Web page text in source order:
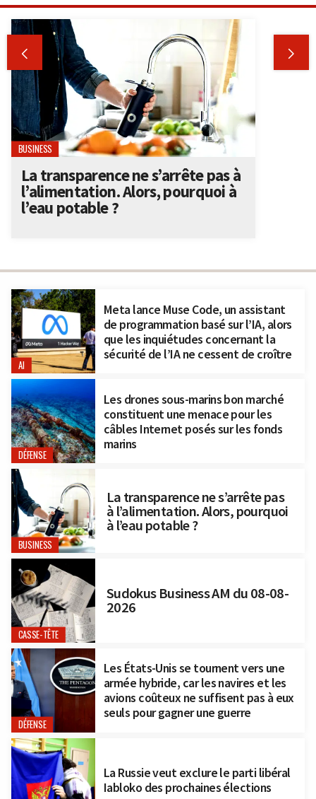
AI
Meta lance Muse Code, un assistant
de programmation basé sur l’IA, alors
que les inquiétudes concernant la
sécurité de l’IA ne cessent de croître
DÉFENSE
Les drones sous-marins bon marché
constituent une menace pour les
câbles Internet posés sur les fonds
marins
BUSINESS
La transparence ne s’arrête pas
à l’alimentation. Alors, pourquoi
à l’eau potable ?
CASSE-TÊTE
Sudokus Business AM du 08-08-
2026
DÉFENSE
Les États-Unis se tournent vers une
armée hybride, car les navires et les
avions coûteux ne suffisent pas à eux
seuls pour gagner une guerre
La Russie veut exclure le parti libéral
Iabloko des prochaines élections
 
BUSINESS
La transparence ne s’arrête pas à
l’alimentation. Alors, pourquoi à
l’eau potable ?